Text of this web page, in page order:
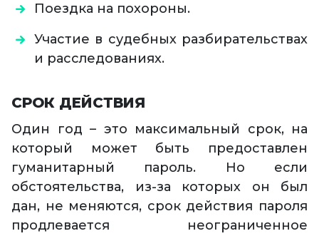
Поездка на похороны.
Участие в судебных разбирательствах
и расследованиях.
СРОК ДЕЙСТВИЯ
Один год – это максимальный срок, на
который может быть предоставлен
гуманитарный пароль. Но если
обстоятельства, из-за которых он был
дан, не меняются, срок действия пароля
продлевается неограниченное